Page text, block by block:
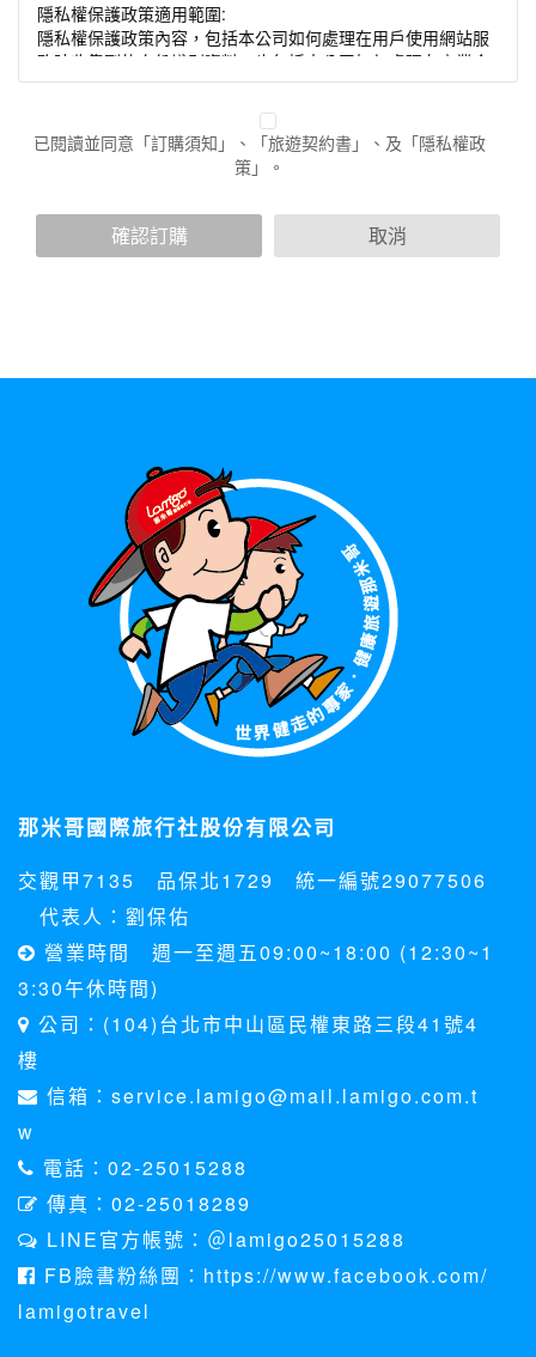
隱私權保護政策適用範圍:
隱私權保護政策內容，包括本公司如何處理在用戶使用網站服
務時收集到的身份識別資料，也包括本公司如何處理在商業合
作與本公司合作時分享的任何身份識別資料。隱私權保護政策
不適用於本公司以外的公司或網站群，與非本站所僱用或管理
人員。例如您透過本公司旗下網站上的廣告廠商連結，這些置
放連結的廠商也可能蒐集您個人的資料。對於您主動提供的個
人資訊，這些廣告廠商或連結網站有其個別的隱私權保護政
您個人在本網站上的聊天室或討論區中任意公開個人資料的行
為，在非經加密的保護下，亦不適用於本公司隱私權保護政
個人的資料，其範圍如下：
設備的 IP 位址、使用時間、使用的瀏覽器、瀏覽及點選資料記
錄等，做為我們增進網站服務的參考依據，此記錄為內部應
用，決不對外公布。
為提供精確的服務，我們會將收集的問卷調查內容進行統計與
分析，分析結果之統計數據或說明文字呈現，除供內部研究
外，我們會視需要公佈統計數據及說明文字，但不涉及特定個
人之資料。
除非取得您的同意或其他法令之特別規定，本網站絕不會將您
的個人資料揭露予第三人或使用於蒐集目的以外之其他用途。
在您於本網站註冊帳號、使用本網站相關產品、服務、活動或
贈獎時，本網站會收集您的個人識別資料，本網站也可以從商
業夥伴處取得個人資料。
當客戶在本網站註冊時，我們會取得您的姓名、電話、住址、
料。註冊時，本網站取得您的姓名、電話、住址、身份證字
成功，並登入使用我們的服務後，本網站即取得您的資料。
其他除了上述，會保留您在上網瀏覽或查詢時，伺服器自行產
生的相關記錄，包括您使用連線設備的 IP 位址、使用時間、使
用的瀏覽器、瀏覽及點選資料紀錄等。本網站會對個別連線者
的瀏覽器予以標示，歸納使用者瀏覽器在本網站內部所瀏覽的
網頁，除非您願意告知您的個人資料，否則本網站不會也無法
將此項記錄和您對應。請您注意，在本網站網刊登廣告之廠
保護政策，其資料處理措施不適用本網站隱私權保護政策，本
或電子郵件給您。本公司除了在該資料或電子郵件上註明是由
本公司發送，也會在該資料或電子郵件上提供您能隨時停止接
收這些資料或電子郵件的方法及說明。
資料使用:
本公司不會向任何人出售或出借您的個人識別資料。
在以下情況下， 本公司會向其他人士或公司提供您的個人識別
已閱讀並同意「訂購須知」、「旅遊契約書」、及「隱私權政
策」。
確認訂購 取消
那米哥國際旅行社股份有限公司
交觀甲7135 品保北1729 統一編號29077506
代表人：劉保佑
營業時間 週一至週五09:00~18:00 (12:30~1
3:30午休時間)
公司：(104)台北市中山區民權東路三段41號4
樓
信箱：service.lamigo@mail.lamigo.com.t
w
電話：02-25015288
傳真：02-25018289
LINE官方帳號：＠lamigo25015288
FB臉書粉絲團：https://www.facebook.com/
lamigotravel